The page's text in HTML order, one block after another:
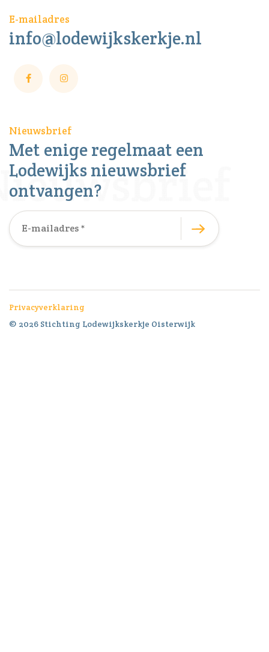
E-mailadres
info@lodewijkskerkje.nl
Nieuwsbrief
Met enige regelmaat een
Lodewijks nieuwsbrief
ontvangen?
Privacyverklaring
© 2026 Stichting Lodewijkskerkje Oisterwijk